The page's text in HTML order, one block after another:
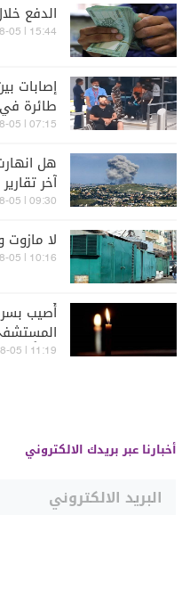
الدفع
15:44 | 2026-08-05
إصابات
طائرة
07:15 | 2026-08-05
هل
آخر
09:30 | 2026-08-05
لا
10:16 | 2026-08-05
أُصيب
عاماً
11:19 | 2026-08-05
أخبارنا عبر بريدك الالكتروني